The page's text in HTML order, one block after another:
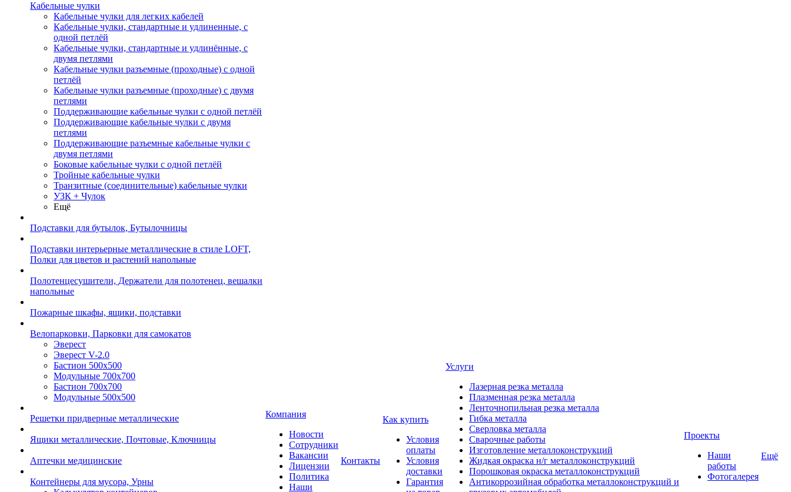
Кабельные чулки
Кабельные чулки для легких кабелей
Кабельные чулки, стандартные и удлиненные, с
одной петлёй
Кабельные чулки, стандартные и удлинённые, с
двумя петлями
Кабельные чулки разъемные (проходные) с одной
петлёй
Кабельные чулки разъемные (проходные) с двумя
петлями
Поддерживающие кабельные чулки с одной петлёй
Поддерживающие кабельные чулки с двумя
петлями
Поддерживающие разъемные кабельные чулки с
двумя петлями
Боковые кабельные чулки с одной петлёй
Тройные кабельные чулки
Транзитные (соединительные) кабельные чулки
УЗК + Чулок
Ещё
Подставки для бутылок, Бутылочницы
Подставки интерьерные металлические в стиле LOFT,
Полки для цветов и растений напольные
Полотенцесушители, Держатели для полотенец, вешалки
напольные
Пожарные шкафы, ящики, подставки
Велопарковки, Парковки для самокатов
Эверест
Эверест V-2.0
Бастион 500х500
Модульные 700х700
Бастион 700х700
Модульные 500х500
Решетки придверные металлические
Ящики металлические, Почтовые, Ключницы
Аптечки медицинские
Контейнеры для мусора, Урны
Компания
Новости
Сотрудники
Вакансии
Лицензии
Политика
Наши
Контакты
Как купить
Условия
оплаты
Условия
доставки
Гарантия
Услуги
Лазерная резка металла
Плазменная резка металла
Ленточнопильная резка металла
Гибка металла
Сверловка металла
Сварочные работы
Изготовление металлоконструкций
Жидкая окраска н/г металлоконструкций
Порошковая окраска металлоконструкций
Антикоррозийная обработка металлоконструкций и
Проекты
Наши
работы
Фотогалерея
Ещё